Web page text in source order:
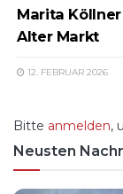
Marita
Alter Markt
12. FEBRUAR 2026
Bitte anmelden,
Neusten